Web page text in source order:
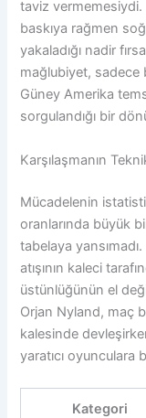
taviz vermemesiydi.
baskıya rağmen
yakaladığı nadir
mağlubiyet, sadece
Güney Amerika
sorgulandığı bir
Karşılaşmanın
Mücadelenin
oranlarında büyük
tabelaya
atışının kaleci
üstünlüğünün el
Orjan Nyland, maç
kalesinde
yaratıcı oyunculara
Kategori